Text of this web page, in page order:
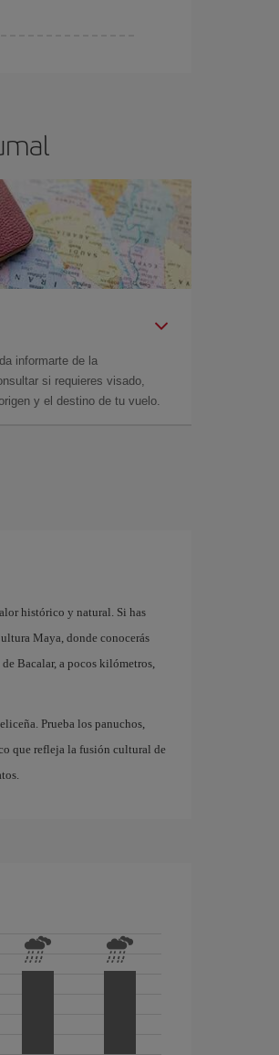
informarte de la
si requieres visado,
y el destino de tu vuelo.
histórico y natural. Si has
Maya, donde conocerás
Bacalar, a pocos kilómetros,
Prueba los panuchos,
que refleja la fusión cultural de